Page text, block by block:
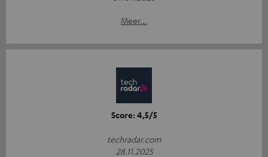
Meer...
Score: 4,5/5
techradar.com
28.11.2025